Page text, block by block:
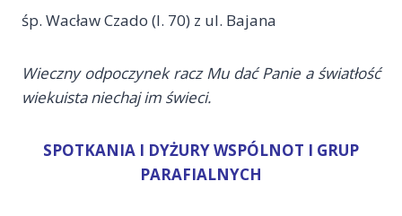
śp. Wacław Czado (l. 70) z ul. Bajana
Wieczny odpoczynek racz Mu dać Panie a światłość
wiekuista niechaj im świeci.
SPOTKANIA I DYŻURY WSPÓLNOT I GRUP
PARAFIALNYCH